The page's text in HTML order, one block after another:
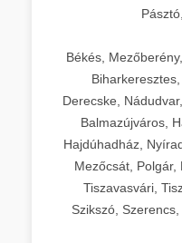
Békés,
Derecske,
Balmazújváros,
Hajdúhadház,
Mezőcsát, Polgár,
Tiszavasvári,
Szikszó,